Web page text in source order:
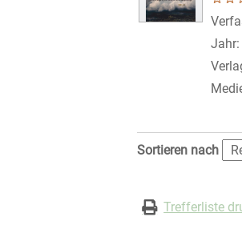
Jahr:
Zu den
Sortieren nach
Trefferliste